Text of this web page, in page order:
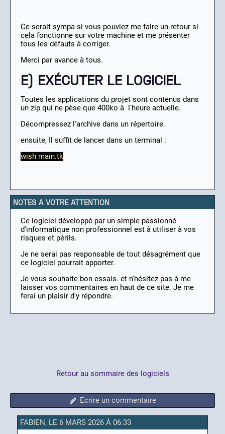
Ce serait sympa si vous pouviez me faire un retour si
cela fonctionne sur votre machine et me présenter
tous les défauts à corriger.
Merci par avance à tous.
E) EXÉCUTER LE LOGICIEL
Toutes les applications du projet sont contenus dans
un zip qui ne pèse que 400ko à l'heure actuelle.
Décompressez l'archive dans un répertoire.
ensuite, Il suffit de lancer dans un terminal :
wish main.tk
NOTES A VOTRE ATTENTION
Ce logiciel développé par un simple passionné
d'informatique non professionnel est à utiliser à vos
risques et périls.
Je ne serai pas responsable de tout désagrément que
ce logiciel pourrait apporter.
Je vous souhaite bon essais. et n'hésitez pas à me
laisser vos commentaires en haut de ce site. Je me
ferai un plaisir d'y répondre.
Retour au sommaire des logiciels
Ecrire un commentaire
FABIEN, LE 6 MARS 2026 À 06:33